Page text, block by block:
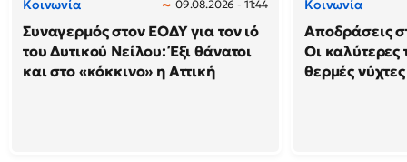
Κοινωνία 09.08.2026 - 11:44
Συναγερμός στον ΕΟΔΥ για τον ιό
του Δυτικού Νείλου: Έξι θάνατοι
και στο «κόκκινο» η Αττική
Κοινωνία
Αποδράσεις
Οι καλύτερες
θερμές